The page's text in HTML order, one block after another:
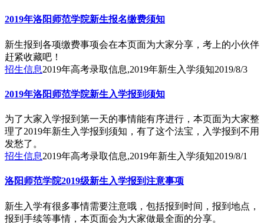
2019年洛阳师范学院新生报名缴费须知
新生报到各项缴费事项会在本页面为大家分享，考上的小伙伴
赶紧收藏吧！
招生信息2019年高考录取信息,2019年新生入学须知2019/8/3
2019年洛阳师范学院新生入学报到须知
为了大家入学报到第一天的事情能有序进行，本页面为大家整
理了2019年新生入学报到须知，有了这个法宝，入学报到不用
发愁了。
招生信息2019年高考录取信息,2019年新生入学须知2019/8/1
洛阳师范学院2019级新生入学报到注意事项
新生入学有很多事情需要注意哦，包括报到时间，报到地点，
报到手续等事情，本页面会为大家做最全面的分享。